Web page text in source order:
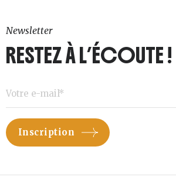
Newsletter
RESTEZ À L’ÉCOUTE !